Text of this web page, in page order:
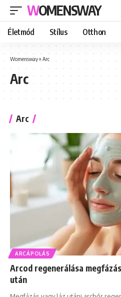
WOMENSWAY
Életmód Stílus Otthon
Womensway» Arc
Arc
Arc
ARCÁPOLÁS
Arcod regenerálása
után